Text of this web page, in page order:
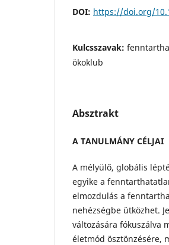
DOI: https://doi.org/
Kulcsszavak:
ökoklub
Absztrakt
A TANULMÁNY CÉLJAI
A mélyülő, globális
egyike a
elmozdulás a
nehézségbe ütközhet.
változására fókuszálva
életmód ösztönzésére,